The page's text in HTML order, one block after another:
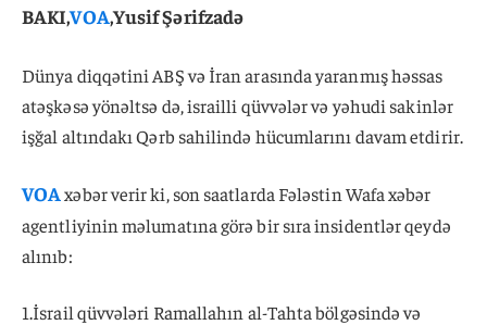
BAKI,VOA,Yusif Şərifzadə
Dünya diqqətini ABŞ və İran arasında yaranmış həssas
atəşkəsə yönəltsə də, israilli qüvvələr və yəhudi sakinlər
işğal altındakı Qərb sahilində hücumlarını davam etdirir.
VOAxəbər verir ki, son saatlarda Fələstin Wafa xəbər
agentliyinin məlumatına görə bir sıra insidentlər qeydə
alınıb:
1.İsrail qüvvələri Ramallahın al-Tahta bölgəsində və